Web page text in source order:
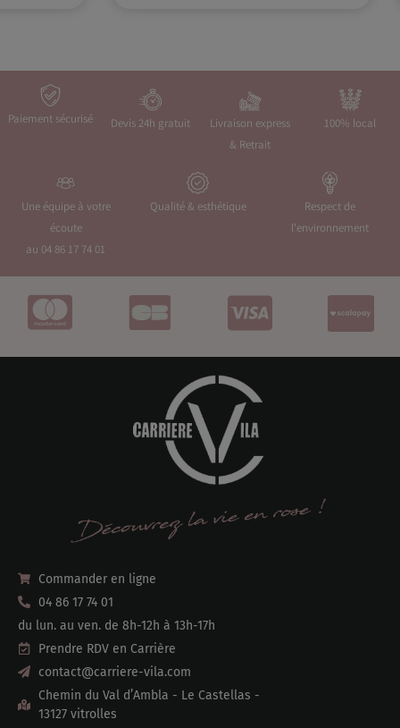
Paiement sécurisé Devis 24h gratuit
Livraison express
& Retrait
100% local
Une équipe à votre
écoute
au 04 86 17 74 01
Qualité & esthétique
Respect de
l'environnement
Commander en ligne
04 86 17 74 01
du lun. au ven. de 8h-12h à 13h-17h
Prendre RDV en Carrière
contact@carriere-vila.com
Chemin du Val d’Ambla - Le Castellas -
13127 vitrolles